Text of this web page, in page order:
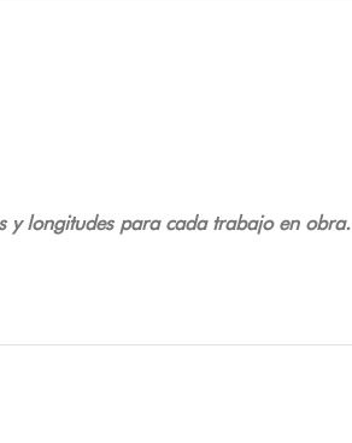
y longitudes para cada trabajo en obra.